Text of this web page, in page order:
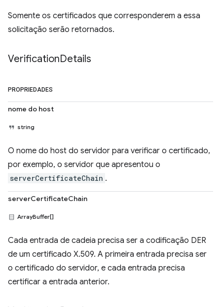
Somente os certificados que corresponderem a essa
solicitação serão retornados.
VerificationDetails
PROPRIEDADES
nome do host
string
O nome do host do servidor para verificar o certificado,
por exemplo, o servidor que apresentou o
serverCertificateChain .
serverCertificateChain
ArrayBuffer[]
Cada entrada de cadeia precisa ser a codificação DER
de um certificado X.509. A primeira entrada precisa ser
o certificado do servidor, e cada entrada precisa
certificar a entrada anterior.